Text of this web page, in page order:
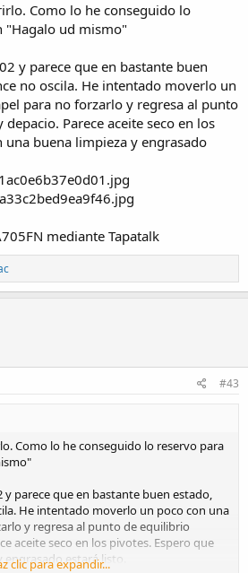
Como lo he conseguido lo
"Hagalo ud mismo"
y parece que en bastante buen
no oscila. He intentado moverlo un
para no forzarlo y regresa al punto
Parece aceite seco en los
una buena limpieza y engrasado
mediante Tapatalk
#43
Como lo he conseguido lo reservo para
y parece que en bastante buen estado,
He intentado moverlo un poco con una
y regresa al punto de equilibrio
aceite seco en los pivotes. Espero que
estará listo.
clic para expandir...